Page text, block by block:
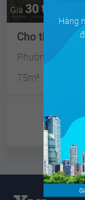
Giá 30 triệu
Cho thuê
Phường Mễ Trì,
75m²
Hàng